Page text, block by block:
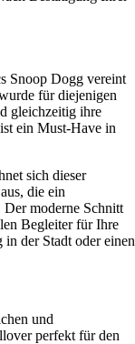
Snoop Dogg vereint
für diejenigen
gleichzeitig ihre
ein Must-Have in
sich dieser
die ein
Der moderne Schnitt
Begleiter für Ihre
der Stadt oder einen
und
perfekt für den